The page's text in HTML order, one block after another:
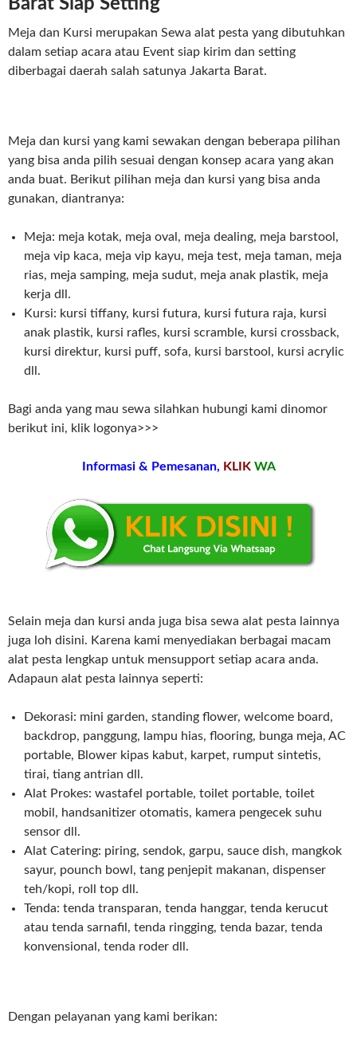
Meja dan Kursi merupakan Sewa alat pesta yang dibutuhkan
dalam setiap acara atau Event siap kirim dan setting
diberbagai daerah salah satunya Jakarta Barat.
Meja dan kursi yang kami sewakan dengan beberapa pilihan
yang bisa anda pilih sesuai dengan konsep acara yang akan
anda buat. Berikut pilihan meja dan kursi yang bisa anda
gunakan, diantranya:
Meja: meja kotak, meja oval, meja dealing, meja barstool,
meja vip kaca, meja vip kayu, meja test, meja taman, meja
rias, meja samping, meja sudut, meja anak plastik, meja
kerja dll.
Kursi: kursi tiffany, kursi futura, kursi futura raja, kursi
anak plastik, kursi rafles, kursi scramble, kursi crossback,
kursi direktur, kursi puff, sofa, kursi barstool, kursi acrylic
dll.
Bagi anda yang mau sewa silahkan hubungi kami dinomor
berikut ini, klik logonya>>>
Informasi & Pemesanan, KLIK WA
Selain meja dan kursi anda juga bisa sewa alat pesta lainnya
juga loh disini. Karena kami menyediakan berbagai macam
alat pesta lengkap untuk mensupport setiap acara anda.
Adapaun alat pesta lainnya seperti:
Dekorasi: mini garden, standing flower, welcome board,
backdrop, panggung, lampu hias, flooring, bunga meja, AC
portable, Blower kipas kabut, karpet, rumput sintetis,
tirai, tiang antrian dll.
Alat Prokes: wastafel portable, toilet portable, toilet
mobil, handsanitizer otomatis, kamera pengecek suhu
sensor dll.
Alat Catering: piring, sendok, garpu, sauce dish, mangkok
sayur, pounch bowl, tang penjepit makanan, dispenser
teh/kopi, roll top dll.
Tenda: tenda transparan, tenda hanggar, tenda kerucut
atau tenda sarnafil, tenda ringging, tenda bazar, tenda
konvensional, tenda roder dll.
Dengan pelayanan yang kami berikan: